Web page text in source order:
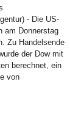
- Die US-
am Donnerstag
Zu Handelsende
der Dow mit
berechnet, ein
von